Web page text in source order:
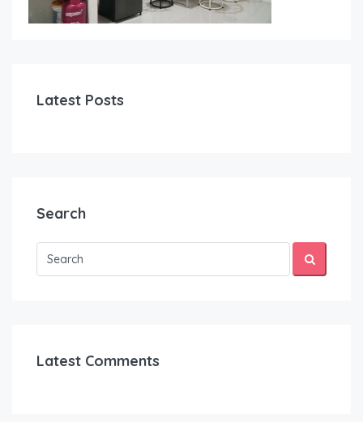
Latest Posts
Search
Latest Comments